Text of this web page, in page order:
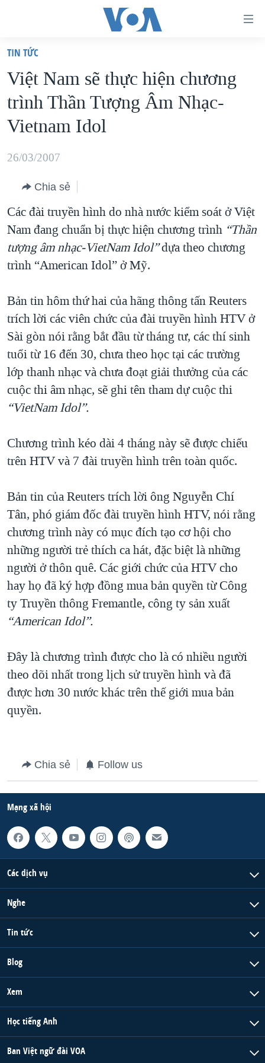
truy
cập
Tới
nội
chính
hướng
chính
Đi
tới
VIỆT NAM
HOA KỲ
BIỂN ĐÔNG
THẾ GIỚI
DIỄN ĐÀN
MỤC
TỰ DO BÁO CHÍ
VẠCH TRẦN TIN GIẢ
ĐỜI SỐNG
KINH TẾ
KHOA HỌC
VĂN HOÁ
THỂ THAO
CHUYÊN ĐỀ
CHIẾN TRANH THƯƠNG MẠI CỦA MỸ: QUÁ KHỨ VÀ HIỆN
TẠI
GIẢI MÃ VÀNH ĐAI & CON ĐƯỜNG
NGÀY TỊ NẠN THẾ GIỚI
TRỊNH VĨNH BÌNH - NGƯỜI HẠ 'BÊN THẮNG CUỘC'
GROUND ZERO – XƯA VÀ NAY
CÁC GIÁ TRỊ CỘNG HÒA Ở VIỆT NAM
THƯỢNG ĐỈNH TRUMP-KIM TẠI VIỆT NAM
NGƯ DÂN VIỆT VÀ LÀN SÓNG TRỘM HẢI SÂM
QUAN HỆ VIỆT MỸ
HỌC TIẾNG ANH
NGHE
MẠNG XÃ HỘI
Ngôn ngữ khác
TIN TỨC
Việt Nam sẽ thực hiện chương
trình Thần Tượng Âm Nhạc-
Vietnam Idol
26/03/2007
Chia sẻ
Các đài truyền hình do nhà nước kiểm soát ở Việt
Nam đang chuẩn bị thực hiện chương trình “Thần
tượng âm nhạc-VietNam Idol”dựa theo chương
trình “American Idol” ở Mỹ.
Bản tin hôm thứ hai của hãng thông tấn Reuters
trích lời các viên chức của đài truyền hình HTV ở
Sài gòn nói rằng bắt đầu từ tháng tư, các thí sinh
tuổi từ 16 đến 30, chưa theo học tại các trường
lớp thanh nhạc và chưa đoạt giải thưởng của các
cuộc thi âm nhạc, sẽ ghi tên tham dự cuộc thi
“VietNam Idol”.
Chương trình kéo dài 4 tháng này sẽ được chiếu
trên HTV và 7 đài truyền hình trên toàn quốc.
Bản tin của Reuters trích lời ông Nguyễn Chí
Tân, phó giám đốc đài truyền hình HTV, nói rằng
chương trình này có mục đích tạo cơ hội cho
những người trẻ thích ca hát, đặc biệt là những
người ở thôn quê. Các giới chức của HTV cho
hay họ đã ký hợp đồng mua bản quyền từ Công
ty Truyền thông Fremantle, công ty sản xuất
“American Idol”.
Đây là chương trình được cho là có nhiều người
theo dõi nhất trong lịch sử truyền hình và đã
được hơn 30 nước khác trên thế giới mua bản
quyền.
Chia sẻ Follow us
Mạng xã hội
Các dịch vụ
Nghe
Tin tức
Blog
Xem
Học tiếng Anh
Ban Việt ngữ đài VOA